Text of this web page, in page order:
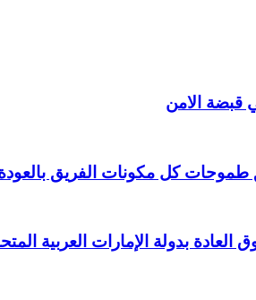
قبضة الامن
كل مكونات الفريق
بدولة الإمارات العربية